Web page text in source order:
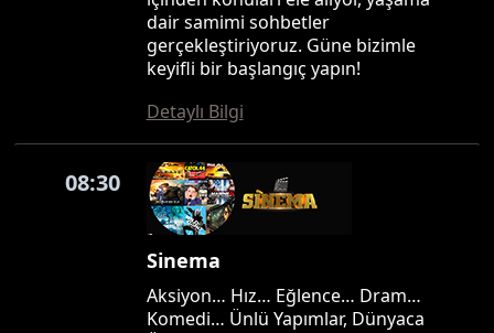
dair samimi sohbetler
gerçekleştiriyoruz. Güne bizimle
keyifli bir başlangıç yapın!
Detaylı Bilgi
08:30
Sinema
Aksiyon… Hız… Eğlence… Dram…
Komedi… Ünlü Yapımlar, Dünyaca